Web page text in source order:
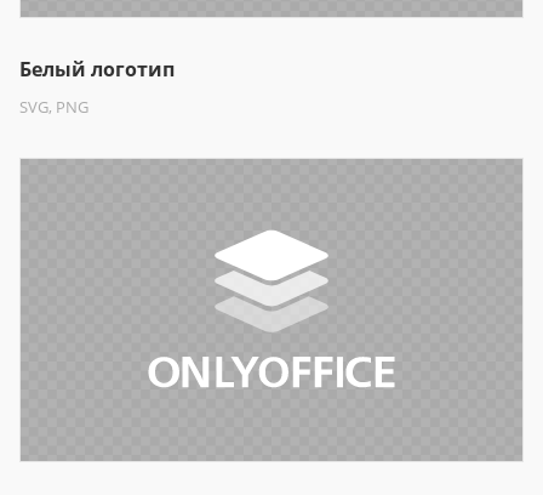
Белый логотип
SVG, PNG